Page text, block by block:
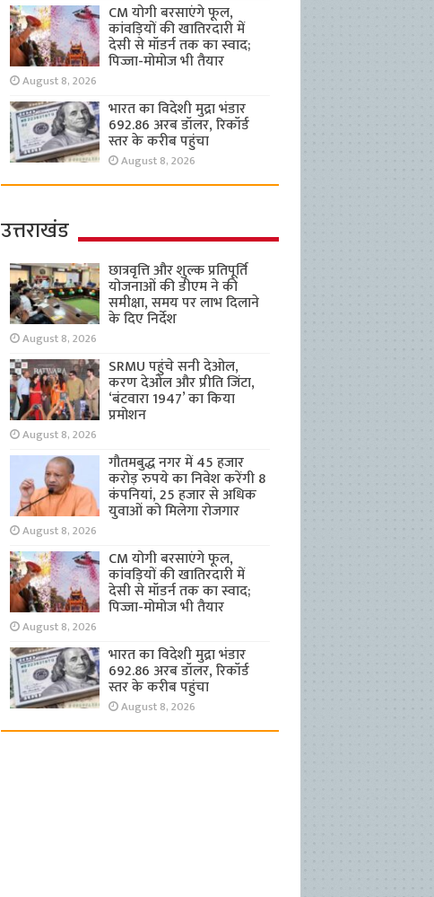
CM योगी बरसाएंगे फूल,
कांवड़ियों की खातिरदारी में
देसी से मॉडर्न तक का स्वाद;
पिज्जा-मोमोज भी तैयार
August 8, 2026
भारत का विदेशी मुद्रा भंडार
692.86 अरब डॉलर, रिकॉर्ड
स्तर के करीब पहुंचा
August 8, 2026
उत्तराखंड
छात्रवृत्ति और शुल्क प्रतिपूर्ति
योजनाओं की डीएम ने की
समीक्षा, समय पर लाभ दिलाने
के दिए निर्देश
August 8, 2026
SRMU पहुंचे सनी देओल,
करण देओल और प्रीति जिंटा,
‘बंटवारा 1947’ का किया
प्रमोशन
August 8, 2026
गौतमबुद्ध नगर में 45 हजार
करोड़ रुपये का निवेश करेंगी 8
कंपनियां, 25 हजार से अधिक
युवाओं को मिलेगा रोजगार
August 8, 2026
CM योगी बरसाएंगे फूल,
कांवड़ियों की खातिरदारी में
देसी से मॉडर्न तक का स्वाद;
पिज्जा-मोमोज भी तैयार
August 8, 2026
भारत का विदेशी मुद्रा भंडार
692.86 अरब डॉलर, रिकॉर्ड
स्तर के करीब पहुंचा
August 8, 2026